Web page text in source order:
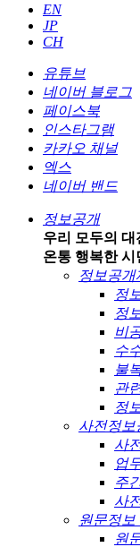
EN
JP
CH
유튜브
네이버 블로그
페이스북
인스타그램
카카오 채널
엑스
네이버 밴드
정보공개
우리 모두의 대
온통 행복한 시
정보공개
정
정
비
수
불
관
정
사전정보
사
업
주
사
원문정
원